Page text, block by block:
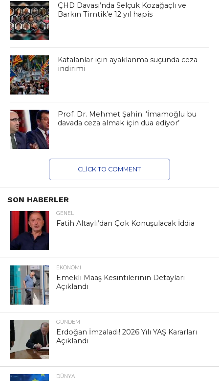
ÇHD Davası’nda Selçuk Kozağaçlı ve
Barkın Timtik’e 12 yıl hapis
Katalanlar için ayaklanma suçunda ceza
indirimi
Prof. Dr. Mehmet Şahin: ‘İmamoğlu bu
davada ceza almak için dua ediyor’
CLICK TO COMMENT
SON HABERLER
GENEL
Fatih Altaylı’dan Çok Konuşulacak İddia
EKONOMI
Emekli Maaş Kesintilerinin Detayları
Açıklandı
GÜNDEM
Erdoğan İmzaladı! 2026 Yılı YAŞ Kararları
Açıklandı
DÜNYA